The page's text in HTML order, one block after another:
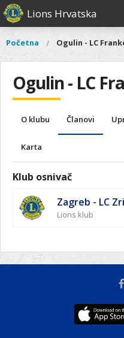
Skoči
na
sadržaj
Lions Hrvatska
O nama
Naši projekti
Aktivnosti
Glavni
O
nama
Distrikt
126
Aktivnosti
Vi
ste
ovdje
Početna Ogulin - LC
Ogulin - LC
O klubu Članovi
Karta
Klub osnivač
Zagreb - LC
Lions klub